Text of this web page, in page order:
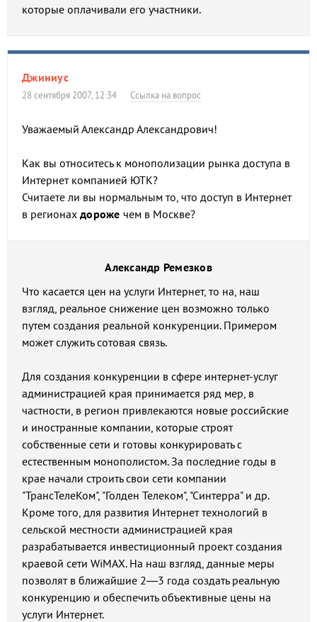
которые оплачивали его участники.
Джиниус
28 сентября 2007, 12:34 Ссылка на вопрос
Уважаемый Александр Александрович!
Как вы относитесь к монополизации рынка доступа в
Интернет компанией ЮТК?
Считаете ли вы нормальным то, что доступ в Интернет
в регионах дороже чем в Москве?
Александр Ремезков
Что касается цен на услуги Интернет, то на, наш
взгляд, реальное снижение цен возможно только
путем создания реальной конкуренции. Примером
может служить сотовая связь.
Для создания конкуренции в сфере интернет-услуг
администрацией края принимается ряд мер, в
частности, в регион привлекаются новые российские
и иностранные компании, которые строят
собственные сети и готовы конкурировать с
естественным монополистом. За последние годы в
крае начали строить свои сети компании
"ТрансТелеКом", "Голден Телеком", "Синтерра" и др.
Кроме того, для развития Интернет технологий в
сельской местности администрацией края
разрабатывается инвестиционный проект создания
краевой сети WiMAX. На наш взгляд, данные меры
позволят в ближайшие 2—3 года создать реальную
конкуренцию и обеспечить объективные цены на
услуги Интернет.